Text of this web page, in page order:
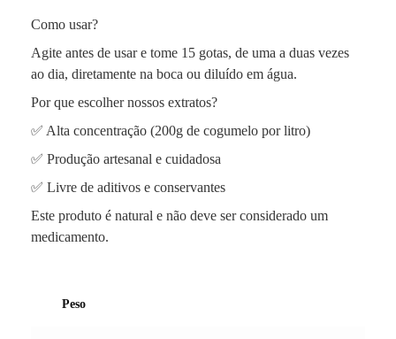
Como usar?
Agite antes de usar e tome 15 gotas, de uma a duas vezes
ao dia, diretamente na boca ou diluído em água.
Por que escolher nossos extratos?
✅ Alta concentração (200g de cogumelo por litro)
✅ Produção artesanal e cuidadosa
✅ Livre de aditivos e conservantes
Este produto é natural e não deve ser considerado um
medicamento.
Peso